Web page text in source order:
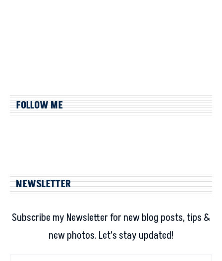
FOLLOW ME
NEWSLETTER
Subscribe my Newsletter for new blog posts, tips &
new photos. Let's stay updated!